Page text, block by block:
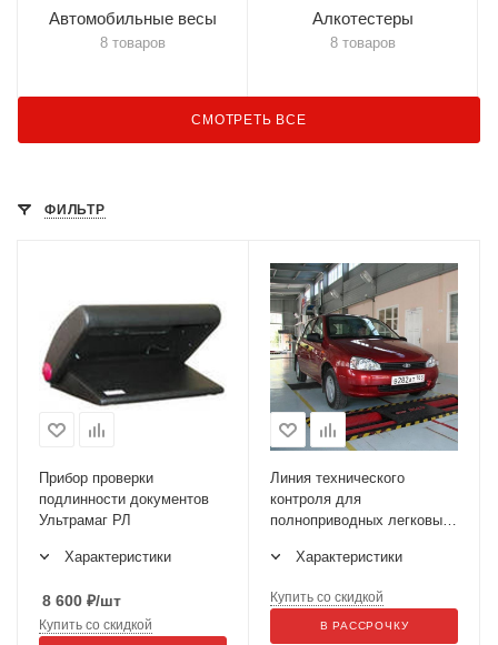
Автомобильные весы
8 товаров
Алкотестеры
8 товаров
СМОТРЕТЬ ВСЕ
ФИЛЬТР
Прибор проверки
подлинности документов
Ультрамаг РЛ
Характеристики
8 600 ₽/шт
Купить со скидкой
Линия технического
контроля для
полноприводных легковых
микроавтобусов ЛТК-С
Характеристики
Купить со скидкой
В РАССРОЧКУ